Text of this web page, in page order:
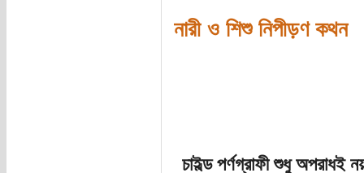
নারী ও শিশু নিপীড়ণ কথন
চাইল্ড পর্ণগ্রাফী শুধু অপরাধই